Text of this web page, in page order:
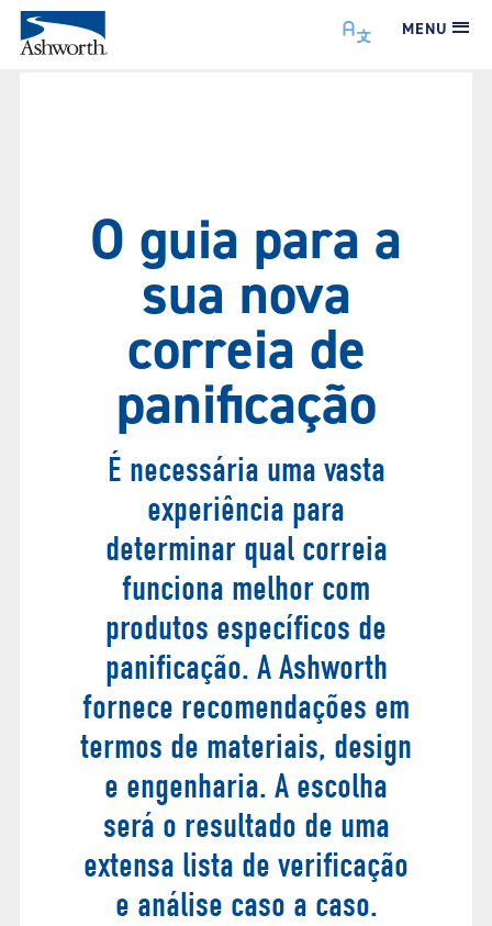
MENU
O guia para a
sua nova
correia de
panificação
É necessária uma vasta
experiência para
determinar qual correia
funciona melhor com
produtos específicos de
panificação. A Ashworth
fornece recomendações em
termos de materiais, design
e engenharia. A escolha
será o resultado de uma
extensa lista de verificação
e análise caso a caso.